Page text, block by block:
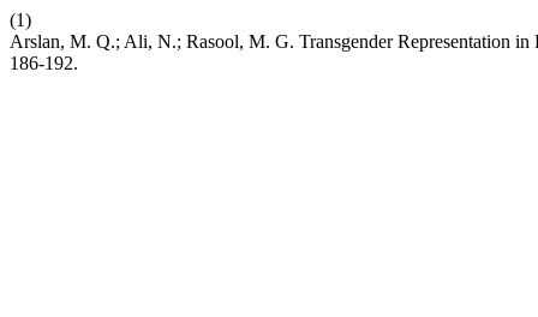
(1)
Arslan, M. Q.; Ali, N.; Rasool, M. G. Transgender Representation
186-192.